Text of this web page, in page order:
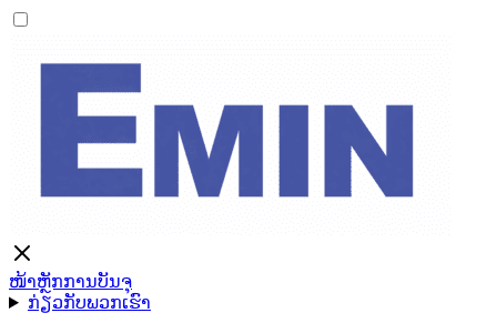
ໜ້າຫຼັກການບັນຈຸ
ກ່ຽວກັບພວກເຮົາ